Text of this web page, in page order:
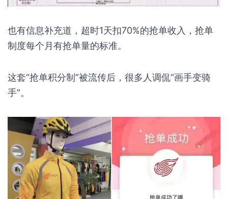
也有信息补充道，超时1天扣70%的抢单收入，抢单
制度每个月有抢单量的标准。
这套“抢单积分制”被流传后，很多人调侃“画手变骑
手”。